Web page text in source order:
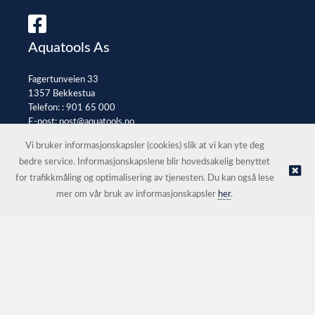
Aquatools As
Fagertunveien 33
1357 Bekkestua
Telefon: : 901 65 000
E-post:post@aquatools.no
© Aquatools As |Nettbutikk levert av Kréatif
Vi bruker informasjonskapsler (cookies) slik at vi kan yte deg
bedre service. Informasjonskapslene blir hovedsakelig benyttet
for trafikkmåling og optimalisering av tjenesten. Du kan også lese
mer om vår bruk av informasjonskapsler her.